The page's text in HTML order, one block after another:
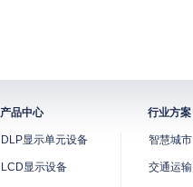
产品中心
DLP显示单元设备
LCD显示设备
行业方案
智慧城市
交通运输